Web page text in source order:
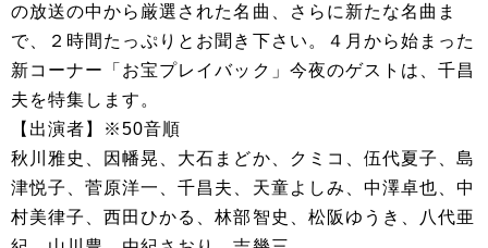
の放送の中から厳選された名曲、さらに新たな名曲ま
で、２時間たっぷりとお聞き下さい。４月から始まった
新コーナー「お宝プレイバック」今夜のゲストは、千昌
夫を特集します。
【出演者】※50音順
秋川雅史、因幡晃、大石まどか、クミコ、伍代夏子、島
津悦子、菅原洋一、千昌夫、天童よしみ、中澤卓也、中
村美律子、西田ひかる、林部智史、松阪ゆうき、八代亜